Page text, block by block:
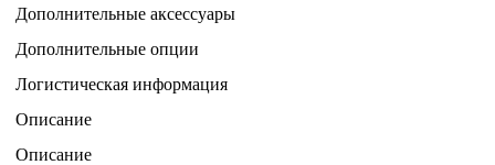
Дополнительные аксессуары
Дополнительные опции
Логистическая информация
Описание
Описание